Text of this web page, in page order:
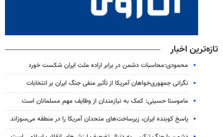
تازه‌ترین اخبار
محمودی:محاسبات دشمن در برابر اراده ملت ایران شکست خورد
نگرانی جمهوری‌خواهان آمریکا از تأثیر منفی جنگ ایران بر انتخابات
ماموستا حسینی: کمک به نیازمندان از وظایف مهم مسلمانان است
پاسخ کوبنده ایران، زیرساخت‌های متحدان آمریکا را در منطقه می‌سوزاند